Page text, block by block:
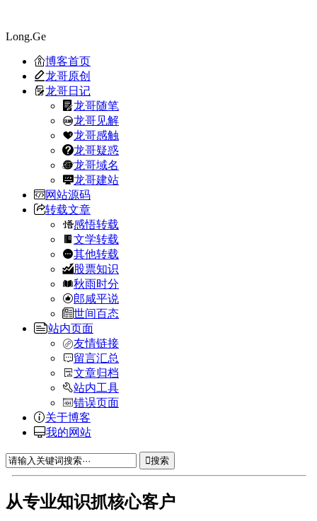
Long.Ge
博客首页
龙哥原创
龙哥日记
龙哥随笔
龙哥见解
龙哥感触
龙哥疑惑
龙哥域名
龙哥建站
网站源码
转载文章
感悟转载
文学转载
其他转载
股票知识
秋雨时分
郎咸平说
世间百态
站内页面
友情链接
留言汇总
文章归档
站内工具
错误页面
关于博客
我的网站
搜索
从专业知识抓核心客户